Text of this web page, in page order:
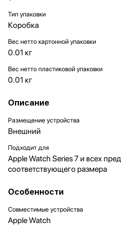
Тип упаковки
Коробка
Вес нетто картонной упаковки
0.01 кг
Вес нетто пластиковой упаковки
0.01 кг
Описание
Размещение устройства
Внешний
Подходит для
Apple Watch Series 7 и всех
соответствующего размера
Особенности
Совместимые устройства
Apple Watch